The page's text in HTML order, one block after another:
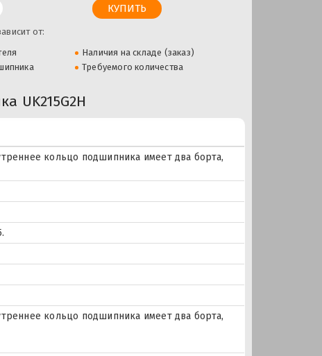
от:
Наличия на складе (заказ)
Требуемого количества
UK215G2H
кольцо подшипника имеет два борта,
кольцо подшипника имеет два борта,